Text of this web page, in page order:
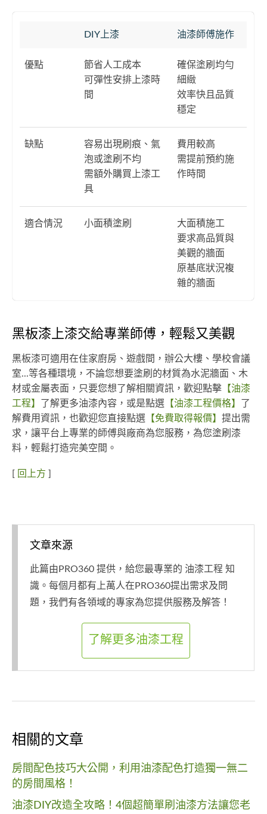
DIY上漆 油漆師傅施作
優點
節省人工成本
可彈性安排上漆時
間
確保塗刷均勻
細緻
效率快且品質
穩定
缺點
容易出現刷痕、氣
泡或塗刷不均
需額外購買上漆工
具
費用較高
需提前預約施
作時間
適合情況 小面積塗刷
大面積施工
要求高品質與
美觀的牆面
原基底狀況複
雜的牆面
黑板漆上漆交給專業師傅，輕鬆又美觀
黑板漆可適用在住家廚房、遊戲間，辦公大樓、學校會議
室...等各種環境，不論您想要塗刷的材質為水泥牆面、木
材或金屬表面，只要您想了解相關資訊，歡迎點擊 【油漆
工程】
了解更多油漆內容，或是點選 【油漆工程價格】
了
解費用資訊，也歡迎您直接點選 【免費取得報價】 提出需
求，讓平台上專業的師傅與廠商為您服務，為您塗刷漆
料，輕鬆打造完美空間。
[ 回上方 ]
文章來源
此篇由PRO360 提供，給您最專業的 油漆工程 知
識。每個月都有上萬人在PRO360提出需求及問
題，我們有各領域的專家為您提供服務及解答！
了解更多油漆工程
相關的文章
房間配色技巧大公開，利用油漆配色打造獨一無二
的房間風格！
油漆DIY改造全攻略！4個超簡單刷油漆方法讓您老